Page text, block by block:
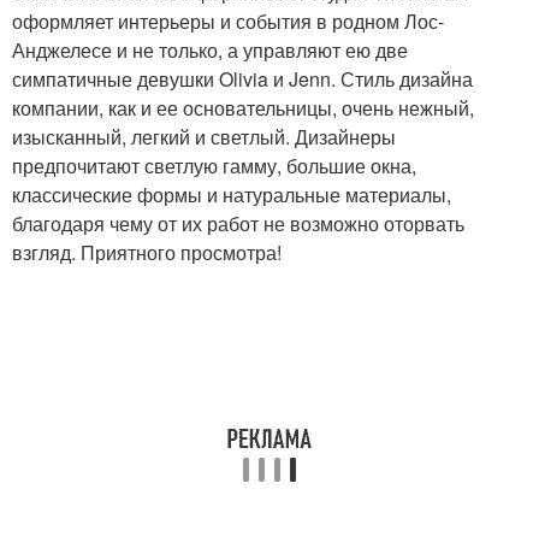
оформляет интерьеры и события в родном Лос-
Анджелесе и не только, а управляют ею две
симпатичные девушки Olivia и Jenn. Стиль дизайна
компании, как и ее основательницы, очень нежный,
изысканный, легкий и светлый. Дизайнеры
предпочитают светлую гамму, большие окна,
классические формы и натуральные материалы,
благодаря чему от их работ не возможно оторвать
взгляд. Приятного просмотра!